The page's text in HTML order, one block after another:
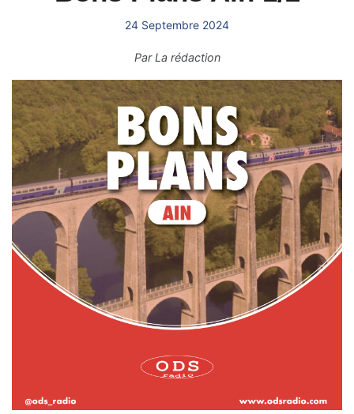
24 Septembre 2024
ParLa rédaction